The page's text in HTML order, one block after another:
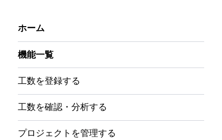
ホーム
機能一覧
工数を登録する
工数を確認・分析する
プロジェクトを管理する